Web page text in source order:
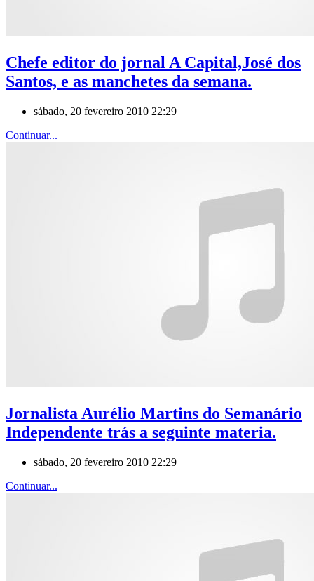
Chefe editor do jornal A Capital,José dos
Santos, e as manchetes da semana.
sábado, 20 fevereiro 2010 22:29
Continuar...
Jornalista Aurélio Martins do Semanário
Independente trás a seguinte materia.
sábado, 20 fevereiro 2010 22:29
Continuar...